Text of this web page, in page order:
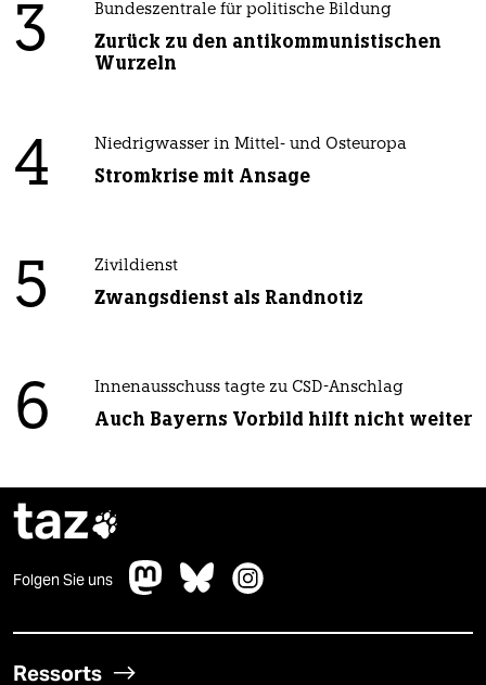
3 Bundeszentrale für politische Bildung
Zurück zu den antikommunistischen
Wurzeln
4 Niedrigwasser in Mittel- und Osteuropa
Stromkrise mit Ansage
5 Zivildienst
Zwangsdienst als Randnotiz
6 Innenausschuss tagte zu CSD-Anschlag
Auch Bayerns Vorbild hilft nicht weiter
taz
Folgen Sie uns
Ressorts